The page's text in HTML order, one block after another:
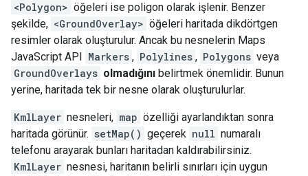
<Polygon> öğeleri ise poligon olarak işlenir. Benzer
şekilde, <GroundOverlay> öğeleri haritada dikdörtgen
resimler olarak oluşturulur. Ancak bu nesnelerin Maps
JavaScript API
Markers , Polylines , Polygons veya
GroundOverlays olmadığını belirtmek önemlidir. Bunun
yerine, haritada tek bir nesne olarak oluşturulurlar.
KmlLayer nesneleri, map özelliği ayarlandıktan sonra
haritada görünür. setMap() geçerek null numaralı
telefonu arayarak bunları haritadan kaldırabilirsiniz.
KmlLayer nesnesi, haritanın belirli sınırları için uygun